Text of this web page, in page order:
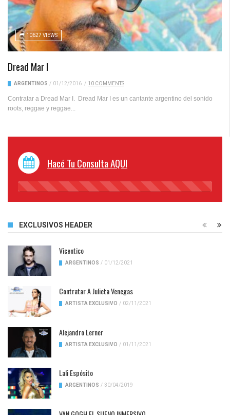
10627 VIEWS
Dread Mar I
ARGENTINOS / 01/12/2016 / 10 COMMENTS
Contratar a Dread Mar I. Dread Mar I es un cantante argentino del sonido
roots, reggae y reggae...
Hacé Tu Consulta AQUI
45%
EXCLUSIVOS HEADER
Vicentico
ARGENTINOS / 01/12/2021
Contratar A Julieta Venegas
ARTISTA EXCLUSIVO / 02/11/2021
Alejandro Lerner
ARTISTA EXCLUSIVO / 01/11/2021
Lali Espósito
ARGENTINOS / 30/04/2019